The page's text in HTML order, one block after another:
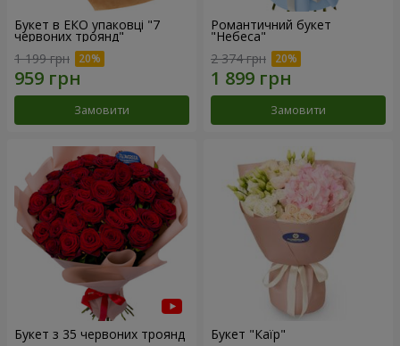
Букет в ЕКО упаковці "7
червоних троянд"
1 199 грн
Замовити
Романтичний букет
"Небеса"
2 374 грн
Замовити
Букет з 35 червоних троянд Букет "Каїр"